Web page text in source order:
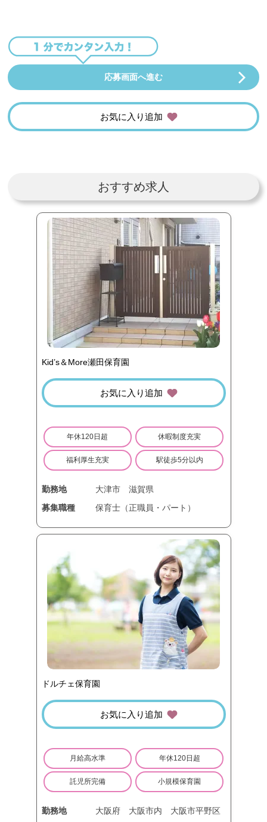
応募画面へ進む
お気に入り追加
おすすめ求人
Kid’s＆More瀬田保育園
お気に入り追加
年休120日超 休暇制度充実
福利厚生充実 駅徒歩5分以内
勤務地 大津市
滋賀県
募集職種
保育士（正職員・パート）
ドルチェ保育園
お気に入り追加
月給高水準 年休120日超
託児所完備 小規模保育園
勤務地 大阪府 大阪市内
大阪市平野区